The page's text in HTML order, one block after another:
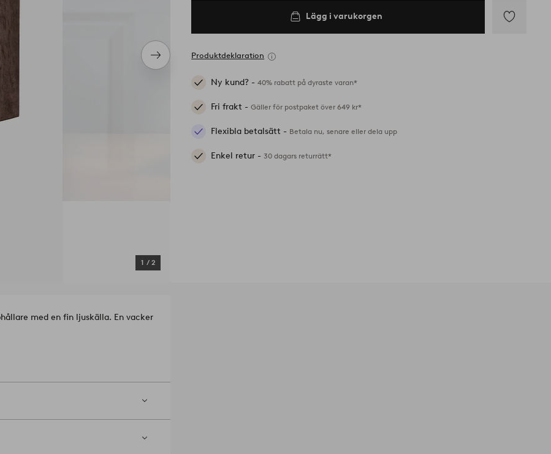
Nästa
produkt
1 / 2
Lägg i varukorgen
Produktdeklaration
Ny kund? -40% rabatt på dyraste varan*
Fri frakt -Gäller för postpaket över 649 kr*
Flexibla betalsätt - Betala nu, senare eller dela upp
Enkel retur -30 dagars returrätt*
med en fin ljuskälla. En vacker